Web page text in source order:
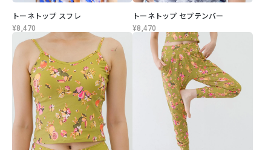
トーネトップ スフレ
¥8,470
トーネトップ セプテンバー
¥8,470